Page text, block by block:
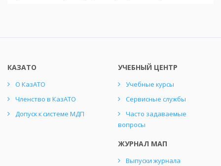
КАЗАТО
О КазАТО
Членство в КазАТО
Допуск к системе МДП
УЧЕБНЫЙ ЦЕНТР
Учебные курсы
Сервисные службы
Часто задаваемые
вопросы
ЖУРНАЛ МАП
Выпуски журнала